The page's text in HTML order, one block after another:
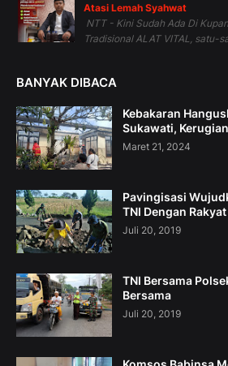
Atasi Lemah Syahwat
NTT - Kini Sudah Ada Di
Tradisional ALAT VITAL, satu-
BANYAK DIBACA
Kebakaran
Sukawati,
Maret 21, 2024
Pavingisasi
TNI Dengan Rakyat
Juli 20, 2019
TNI Bersama
Bersama
Juli 20, 2019